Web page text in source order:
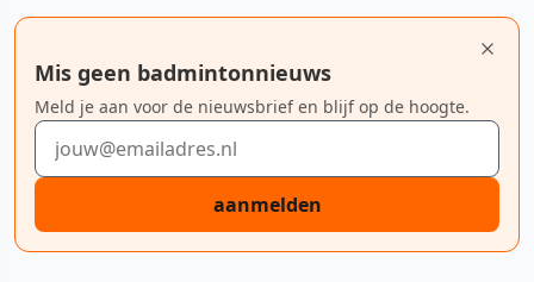
Mis geen badmintonnieuws
Meld je aan voor de nieuwsbrief en blijf op de hoogte.
E-mailadres
aanmelden